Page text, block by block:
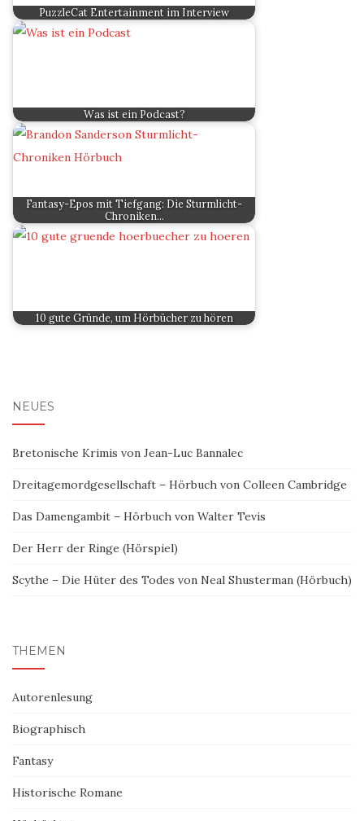
PuzzleCat Entertainment im Interview
Was ist ein Podcast?
Fantasy-Epos mit Tiefgang: Die Sturmlicht-
Chroniken…
10 gute Gründe, um Hörbücher zu hören
NEUES
Bretonische Krimis von Jean-Luc Bannalec
Dreitagemordgesellschaft – Hörbuch von Colleen Cambridge
Das Damengambit – Hörbuch von Walter Tevis
Der Herr der Ringe (Hörspiel)
Scythe – Die Hüter des Todes von Neal Shusterman (Hörbuch)
THEMEN
Autorenlesung
Biographisch
Fantasy
Historische Romane